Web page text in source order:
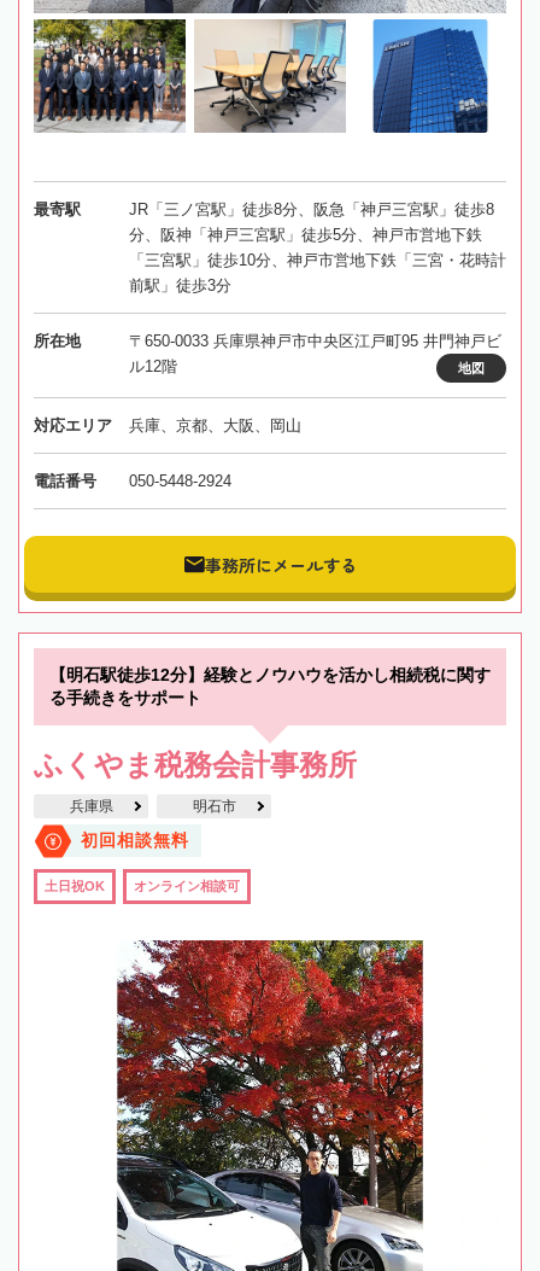
最寄駅
JR「三ノ宮駅」徒歩8分、阪急「神戸三宮駅」徒歩8
分、阪神「神戸三宮駅」徒歩5分、神戸市営地下鉄
「三宮駅」徒歩10分、神戸市営地下鉄「三宮・花時計
前駅」徒歩3分
所在地
〒650-0033 兵庫県神戸市中央区江戸町95 井門神戸ビ
ル12階
地図
対応エリア 兵庫、京都、大阪、岡山
電話番号 050-5448-2924
事務所にメールする
【明石駅徒歩12分】経験とノウハウを活かし相続税に関す
る手続きをサポート
ふくやま税務会計事務所
兵庫県 明石市
初回相談無料
土日祝OK オンライン相談可